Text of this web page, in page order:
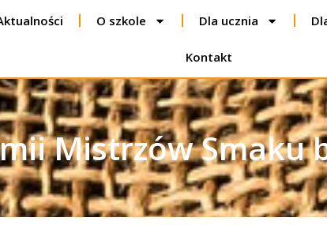
O szkole Dla ucznia
Kontakt
Mistrzów Smaku